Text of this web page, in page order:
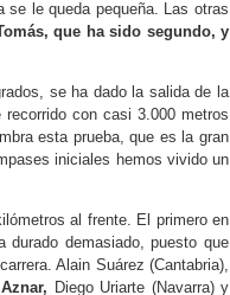
se le queda pequeña. Las otras
que ha sido segundo, y
se ha dado la salida de la
con casi 3.000 metros
esta prueba, que es la gran
iniciales hemos vivido un
al frente. El primero en
durado demasiado, puesto que
Alain Suárez (Cantabria),
Diego Uriarte (Navarra) y